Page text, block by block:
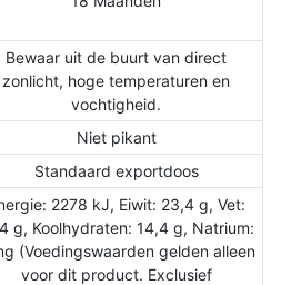
Bewaar uit de buurt van direct
zonlicht, hoge temperaturen en
vochtigheid.
Niet pikant
Standaard exportdoos
2278 kJ, Eiwit: 23,4 g, Vet:
g, Koolhydraten: 14,4 g, Natrium:
(Voedingswaarden gelden alleen
voor dit product. Exclusief